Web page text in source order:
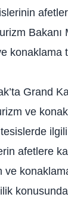
Bakanı
konaklama
Grand
ve
tesislerde
afetlere
ve